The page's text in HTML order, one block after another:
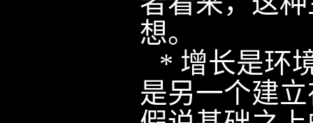
想。
* 增长是环
是另一个建